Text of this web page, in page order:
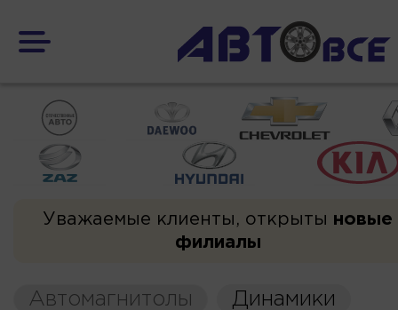
Уважаемые клиенты, открыты новые
филиалы
Автомагнитолы
Динамики